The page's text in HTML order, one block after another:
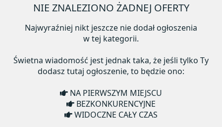
NIE ZNALEZIONO ŻADNEJ OFERTY
Najwyraźniej nikt jeszcze nie dodał ogłoszenia
w tej kategorii.
Świetna wiadomość jest jednak taka, że jeśli tylko Ty
dodasz tutaj ogłoszenie, to będzie ono:
NA PIERWSZYM MIEJSCU
BEZKONKURENCYJNE
WIDOCZNE CAŁY CZAS